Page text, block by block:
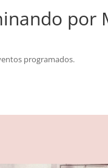
por
programados.